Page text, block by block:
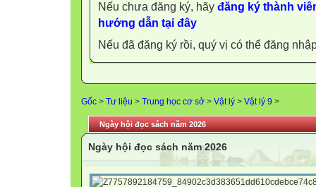
Nếu chưa đăng ký, hãy đăng ký thành
hướng dẫn tại đây
Nếu đã đăng ký rồi, quý vị có thể đăng
Gốc > Tư liệu > Trung học cơ sở > Vật lý > Vật lý 9 >
Ngày hội đọc sách năm 2026
Ngày hội đọc sách năm 2026